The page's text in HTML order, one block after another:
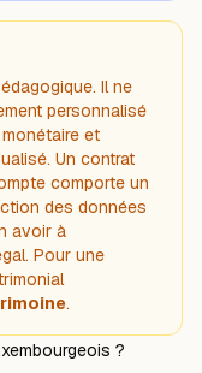
Il ne
personnalisé
et
Un contrat
comporte un
des données
avoir à
Pour une
.
?